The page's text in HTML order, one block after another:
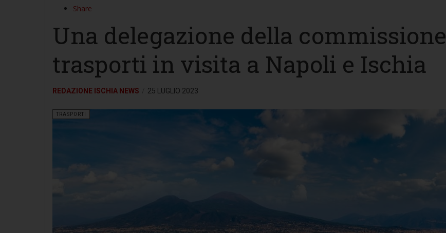
Share
Una delegazione della commissione
trasporti in visita a Napoli e Ischia
REDAZIONE ISCHIA NEWS 25 LUGLIO 2023
TRASPORTI